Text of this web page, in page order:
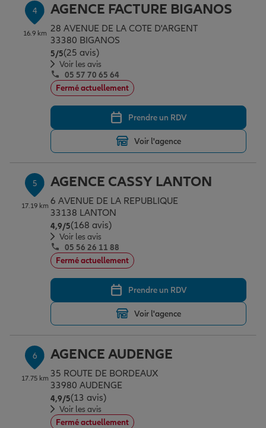
4
16.9 km
AGENCE FACTURE BIGANOS
28 AVENUE DE LA COTE D'ARGENT
33380 BIGANOS
5/5Note de 5 sur 5
(25 avis)
Voir les avis
05 57 70 65 64
Fermé actuellement
Prendre un RDV
Voir l'agence
5
17.19 km
AGENCE CASSY LANTON
6 AVENUE DE LA REPUBLIQUE
33138 LANTON
4,9/5Note de 4.9 sur 5
(168 avis)
Voir les avis
05 56 26 11 88
Fermé actuellement
Prendre un RDV
Voir l'agence
6
17.75 km
AGENCE AUDENGE
35 ROUTE DE BORDEAUX
33980 AUDENGE
4,9/5Note de 4.9 sur 5
(13 avis)
Voir les avis
Fermé actuellement